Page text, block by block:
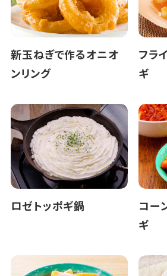
新玉ねぎで作るオニオ
ンリング
フラ
ギ
ロゼトッポギ鍋
コー
ギ